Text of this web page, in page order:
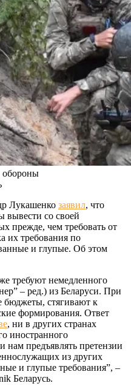
обороны
Лукашенко заявил, что
со своей
прежде, чем требовать от
их требования по
и глупые. Об этом
требуют немедленного
– ред.) из Беларуси. При
бюджеты, стягивают к
формирования. Ответ
, ни в других странах
иностранного
предъявлять претензии
из других
и глупые требования”, –
Беларусь.